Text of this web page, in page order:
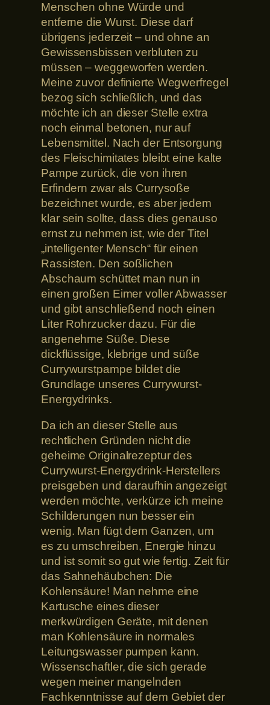
Menschen ohne Würde und
entferne die Wurst. Diese darf
übrigens jederzeit – und ohne an
Gewissensbissen verbluten zu
müssen – weggeworfen werden.
Meine zuvor definierte Wegwerfregel
bezog sich schließlich, und das
möchte ich an dieser Stelle extra
noch einmal betonen, nur auf
Lebensmittel. Nach der Entsorgung
des Fleischimitates bleibt eine kalte
Pampe zurück, die von ihren
Erfindern zwar als Currysoße
bezeichnet wurde, es aber jedem
klar sein sollte, dass dies genauso
ernst zu nehmen ist, wie der Titel
„intelligenter Mensch“ für einen
Rassisten. Den soßlichen
Abschaum schüttet man nun in
einen großen Eimer voller Abwasser
und gibt anschließend noch einen
Liter Rohrzucker dazu. Für die
angenehme Süße. Diese
dickflüssige, klebrige und süße
Currywurstpampe bildet die
Grundlage unseres Currywurst-
Energydrinks.
Da ich an dieser Stelle aus
rechtlichen Gründen nicht die
geheime Originalrezeptur des
Currywurst-Energydrink-Herstellers
preisgeben und daraufhin angezeigt
werden möchte, verkürze ich meine
Schilderungen nun besser ein
wenig. Man fügt dem Ganzen, um
es zu umschreiben, Energie hinzu
und ist somit so gut wie fertig. Zeit für
das Sahnehäubchen: Die
Kohlensäure! Man nehme eine
Kartusche eines dieser
merkwürdigen Geräte, mit denen
man Kohlensäure in normales
Leitungswasser pumpen kann.
Wissenschaftler, die sich gerade
wegen meiner mangelnden
Fachkenntnisse auf dem Gebiet der